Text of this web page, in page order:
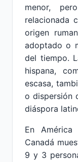
menor,
relacionada
origen
adoptado o
del tiempo.
hispana,
escasa,
o dispersión
diáspora
En
Canadá
9 y 3